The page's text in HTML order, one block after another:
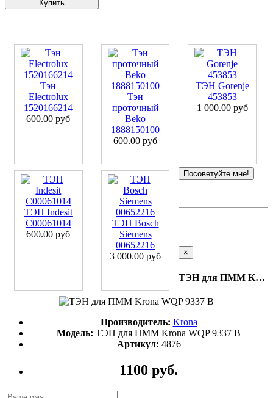
Тэн
Electrolux
1520166214
600.00 руб
Тэн
проточный
Beko
1888150100
600.00 руб
ТЭН Gorenje
453853
1 000.00 руб
ТЭН Indesit
C00061014
600.00 руб
ТЭН Bosch
Siemens
00652216
3 000.00 руб
Посоветуйте мне!
×
ТЭН для ПММ Krona WQP 9337 B
Производитель: Krona
Модель: ТЭН для ПММ Krona WQP 9337 B
Артикул: 4876
1100 руб.